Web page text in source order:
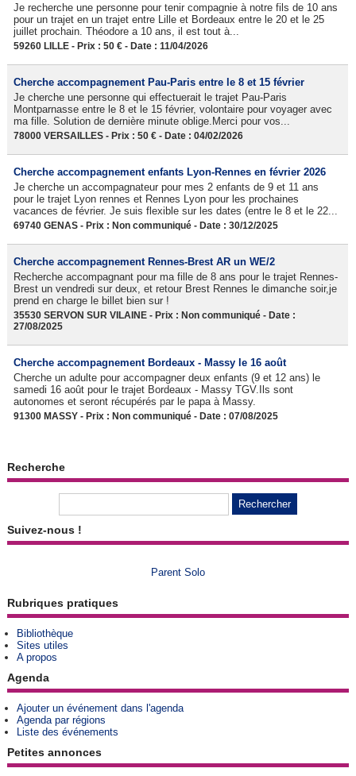
Je recherche une personne pour tenir compagnie à notre fils de 10 ans
pour un trajet en un trajet entre Lille et Bordeaux entre le 20 et le 25
juillet prochain. Théodore a 10 ans, il est tout à...
59260 LILLE - Prix : 50 € - Date : 11/04/2026
Cherche accompagnement Pau-Paris entre le 8 et 15 février
Je cherche une personne qui effectuerait le trajet Pau-Paris
Montparnasse entre le 8 et le 15 février, volontaire pour voyager avec
ma fille. Solution de dernière minute oblige.Merci pour vos...
78000 VERSAILLES - Prix : 50 € - Date : 04/02/2026
Cherche accompagnement enfants Lyon-Rennes en février 2026
Je cherche un accompagnateur pour mes 2 enfants de 9 et 11 ans
pour le trajet Lyon rennes et Rennes Lyon pour les prochaines
vacances de février. Je suis flexible sur les dates (entre le 8 et le 22...
69740 GENAS - Prix : Non communiqué - Date : 30/12/2025
Cherche accompagnement Rennes-Brest AR un WE/2
Recherche accompagnant pour ma fille de 8 ans pour le trajet Rennes-
Brest un vendredi sur deux, et retour Brest Rennes le dimanche soir,je
prend en charge le billet bien sur !
35530 SERVON SUR VILAINE - Prix : Non communiqué - Date :
27/08/2025
Cherche accompagnement Bordeaux - Massy le 16 août
Cherche un adulte pour accompagner deux enfants (9 et 12 ans) le
samedi 16 août pour le trajet Bordeaux - Massy TGV.Ils sont
autonomes et seront récupérés par le papa à Massy.
91300 MASSY - Prix : Non communiqué - Date : 07/08/2025
Recherche
Suivez-nous !
Parent Solo
Rubriques pratiques
Bibliothèque
Sites utiles
A propos
Agenda
Ajouter un événement dans l'agenda
Agenda par régions
Liste des événements
Petites annonces